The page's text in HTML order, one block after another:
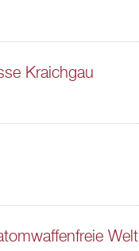
Kraichgau
Welt